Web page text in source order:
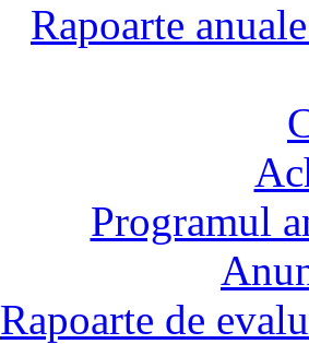
Rapoarte
Programul
Rapoarte de